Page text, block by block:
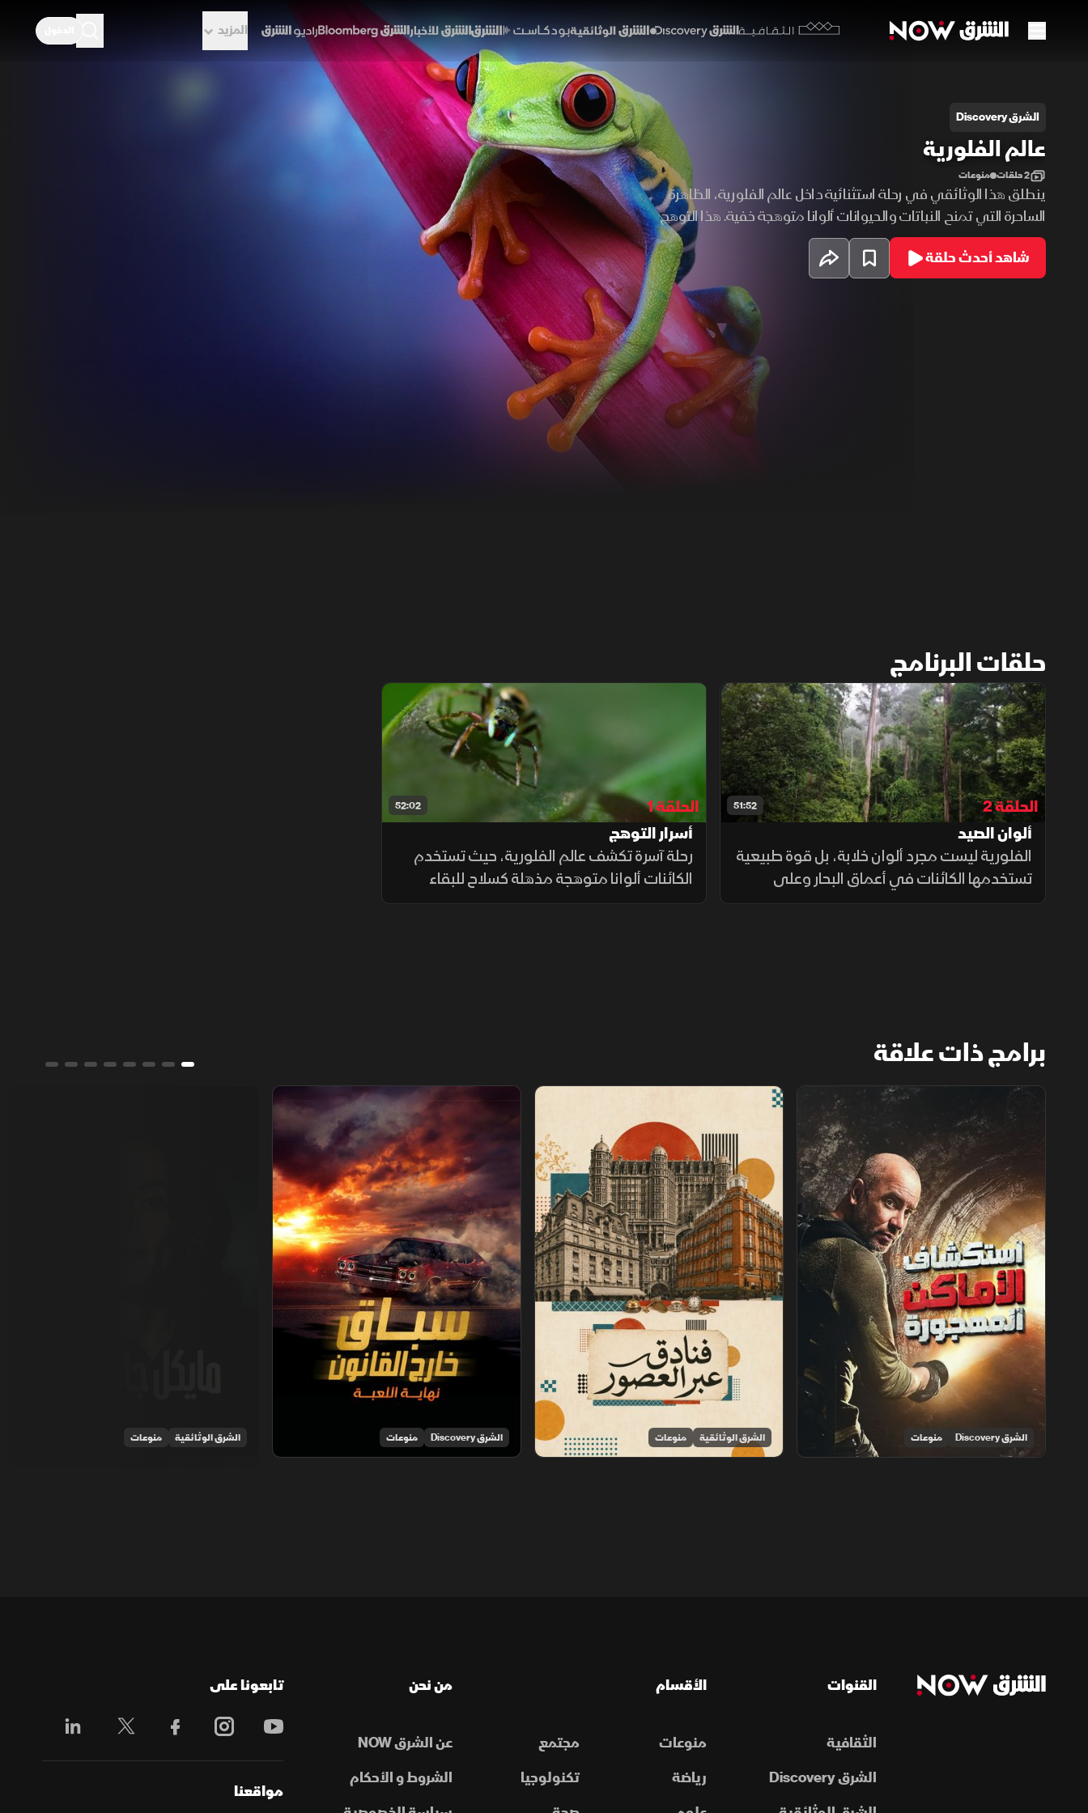
الشرق Discovery الشرق الوثائقيةالشرق بودكاست الشرق للأخبارالشرق Bloomberg راديو الشرق
المزيد
الشرق Discovery
عالم الفلورية
2 حلقات منوعات
ينطلق هذا الوثائقي في رحلة استثنائية داخل عالم الفلورية، الظاهرة
الساحرة التي تمنح النباتات والحيوانات ألوانا متوهجة خفية. هذا التوهج
المذهل ليس مجرد مشهد بصري، بل سر من أسرار البقاء والتواصل في
الطبيعة.. من أعماق البحار إلى الغابات، تكشف الفلورية قصصا آسرة عن
الحب، والدفاع، والتكاثر.
شاهد أحدث حلقة
حلقات البرنامج
51:52
الحلقة 2
ألوان الصيد
الفلورية ليست مجرد ألوان خلابة، بل قوة طبيعية
تستخدمها الكائنات في أعماق البحار وعلى
اليابسة. إنها وسيلة للبقاء، أحيانا للدفاع، وأحيانا
52:02
الحلقة 1
أسرار التوهج
رحلة آسرة تكشف عالم الفلورية، حيث تستخدم
الكائنات ألوانا متوهجة مذهلة كسلاح للبقاء
والتزاوج. خلف هذا السحر البصري تختبئ قصص
برامج ذات علاقة
استكشاف الأماكن المهجورة
الشرق Discovery منوعات
فنادق عبر العصور
الشرق الوثائقية منوعات
سباق خارج القانون.. نهاية اللعبة
الشرق Discovery منوعات الشرق الوثائقية منوعات
القنوات
الثقافية
الشرق Discovery
الأقسام
منوعات
مجتمع
رياضة
تكنولوجيا
من نحن
عن الشرق NOW
الشروط و الأحكام
تابعونا على
مواقعنا